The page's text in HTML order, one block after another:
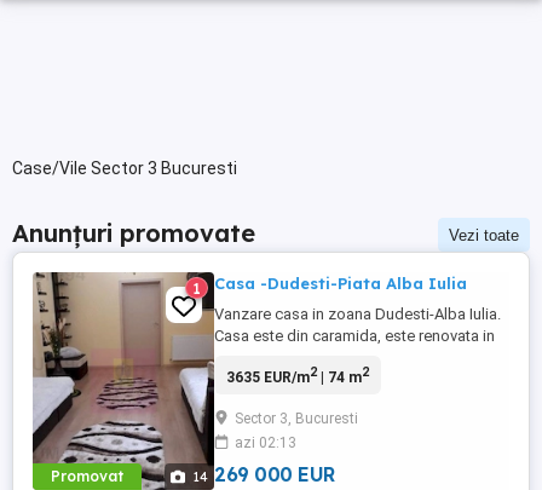
Case/Vile Sector 3 Bucuresti
Anunțuri promovate Vezi toate
Promovat 14
1 Casa -Dudesti-Piata Alba Iulia
Vanzare casa in zoana Dudesti-Alba Iulia.
Casa este din caramida, este renovata in
de garaj, pivnita si de o terasa amenajata
afla un corp de casa, care cuprinde
bucataria garajul, un grup sanitar si
dependinte. ...
3635 EUR/m2| 74 m2
Sector 3, Bucuresti
azi 02:13
269 000 EUR